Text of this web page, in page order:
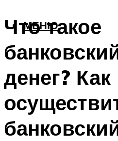
МЕНЮ
Что такое
денег? Как